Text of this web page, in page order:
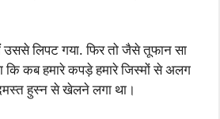
लिपट गया. फिर तो जैसे तूफान सा
कि कब हमारे कपड़े हमारे जिस्मों से अलग
हुस्न से खेलने लगा था।